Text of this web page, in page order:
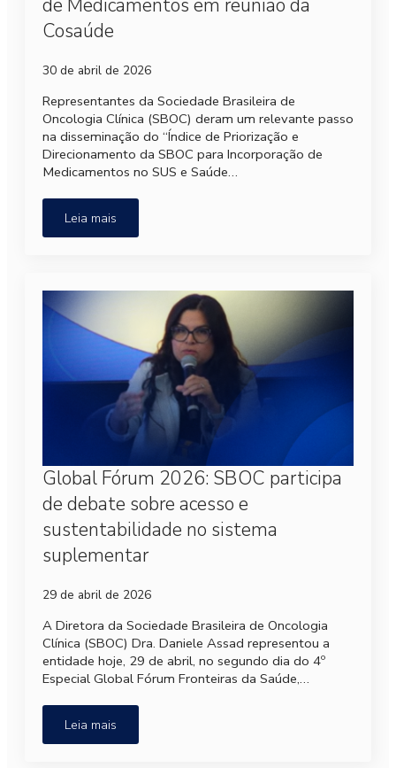
de Medicamentos em reunião da
Cosaúde
30 de abril de 2026
Representantes da Sociedade Brasileira de
Oncologia Clínica (SBOC) deram um relevante passo
na disseminação do “Índice de Priorização e
Direcionamento da SBOC para Incorporação de
Medicamentos no SUS e Saúde…
Leia mais
Global Fórum 2026: SBOC participa
de debate sobre acesso e
sustentabilidade no sistema
suplementar
29 de abril de 2026
A Diretora da Sociedade Brasileira de Oncologia
Clínica (SBOC) Dra. Daniele Assad representou a
entidade hoje, 29 de abril, no segundo dia do 4º
Especial Global Fórum Fronteiras da Saúde,…
Leia mais